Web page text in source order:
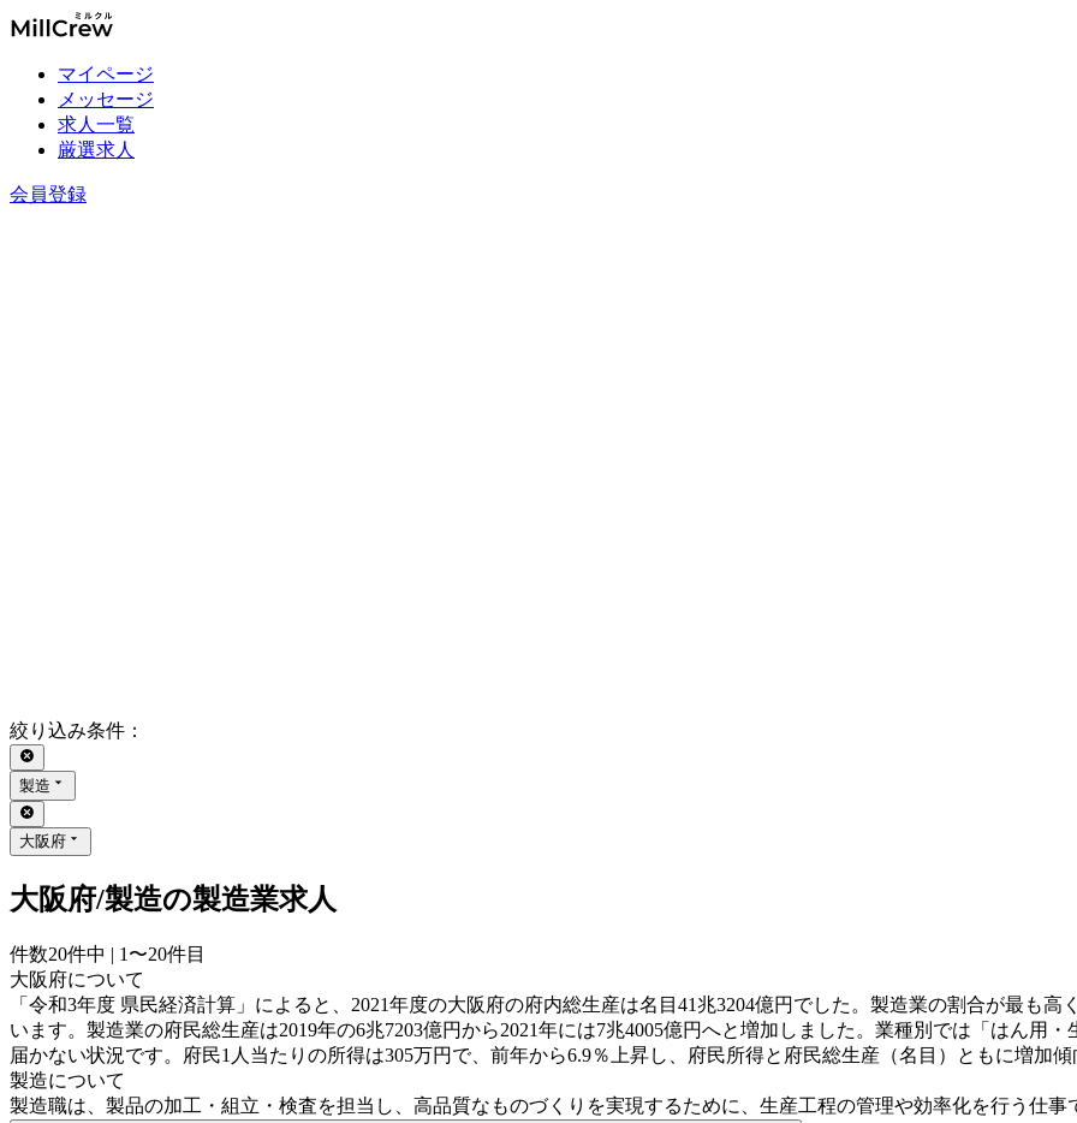
マイページ
メッセージ
求人一覧
厳選求人
会員登録
絞り込み条件 ：
製造
大阪府
大阪府/製造の製造業求人
件数20件中 | 1〜20件目
大阪府について
「令和3年度 県民経済計算」によると、2021年度の大阪府の府内総生産は名目41兆3204億円でした。製造業の割合が最も
います。製造業の府民総生産は2019年の6兆7203億円から2021年には7兆4005億円へと増加しました。業種別では「はん用
届かない状況です。府民1人当たりの所得は305万円で、前年から6.9％上昇し、府民所得と府民総生産（名目）ともに増加
製造について
製造職は、製品の加工・組立・検査を担当し、高品質なものづくりを実現するために、生産工程の管理や効率化を行う仕事